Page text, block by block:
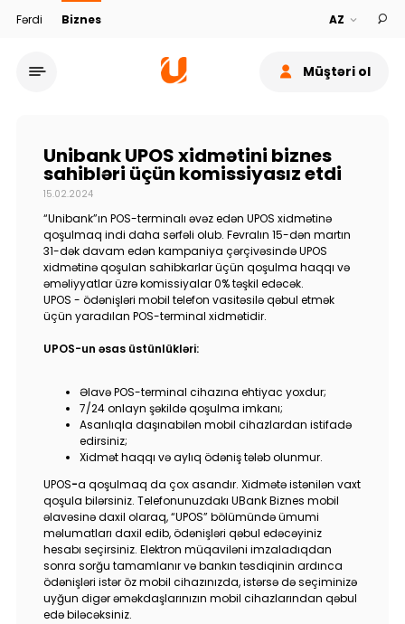
Fərdi Biznes
Müştəri ol
Xidmət şəbəkəsi
Bank haqqında
Dayanıqlılıq
Tariflər
İnsan Resursları
Əlaqə və təkliflər
F.A.Q
Unibank UPOS xidmətini biznes
sahibləri üçün komissiyasız etdi
15.02.2024
“Unibank”ın POS-terminalı əvəz edən UPOS xidmətinə
qoşulmaq indi daha sərfəli olub. Fevralın 15-dən martın
31-dək davam edən kampaniya çərçivəsində UPOS
xidmətinə qoşulan sahibkarlar üçün qoşulma haqqı və
əməliyyatlar üzrə komissiyalar 0% təşkil edəcək.
UPOS - ödənişləri mobil telefon vasitəsilə qəbul etmək
üçün yaradılan POS-terminal xidmətidir.
UPOS-un əsas üstünlükləri:
Əlavə POS-terminal cihazına ehtiyac yoxdur;
7/24 onlayn şəkildə qoşulma imkanı;
Asanlıqla daşınabilən mobil cihazlardan istifadə
edirsiniz;
Xidmət haqqı və aylıq ödəniş tələb olunmur.
UPOS-a qoşulmaq da çox asandır. Xidmətə istənilən vaxt
qoşula bilərsiniz. Telefonunuzdakı UBank Biznes mobil
əlavəsinə daxil olaraq, “UPOS” bölümündə ümumi
məlumatları daxil edib, ödənişləri qəbul edəcəyiniz
hesabı seçirsiniz. Elektron müqaviləni imzaladıqdan
sonra sorğu tamamlanır və bankın təsdiqinin ardınca
ödənişləri istər öz mobil cihazınızda, istərsə də seçiminizə
uyğun digər əməkdaşlarınızın mobil cihazlarından qəbul
edə biləcəksiniz.